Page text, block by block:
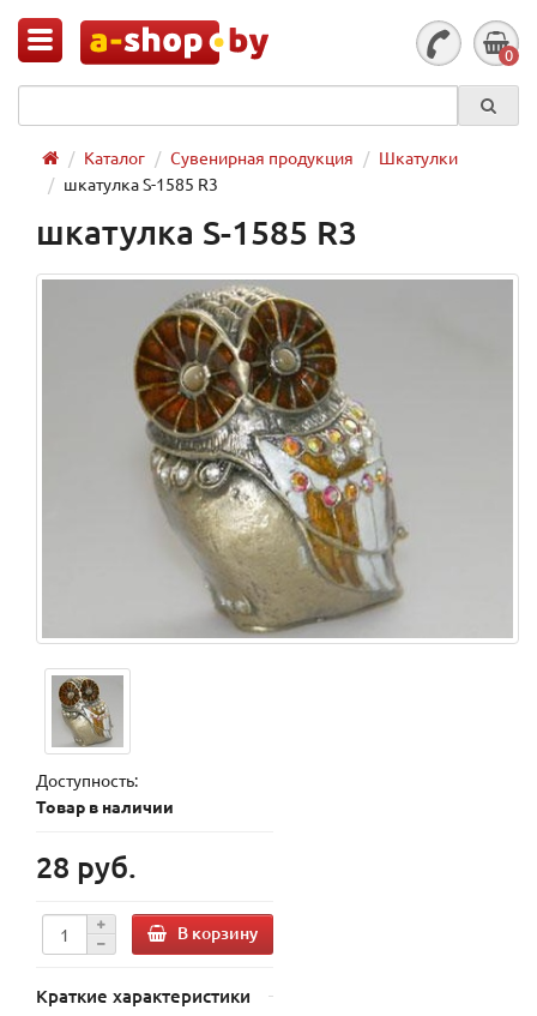
0
Каталог Сувенирная продукция
Шкатулки
шкатулка S-1585 R3
шкатулка S-1585 R3
Доступность:
Товар в наличии
28 руб.
В корзину
Краткие характеристики